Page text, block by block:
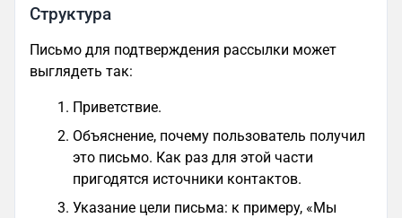
Структура
Письмо для подтверждения рассылки может
выглядеть так:
Приветствие.
Объяснение, почему пользователь получил
это письмо. Как раз для этой части
пригодятся источники контактов.
Указание цели письма: к примеру, «Мы